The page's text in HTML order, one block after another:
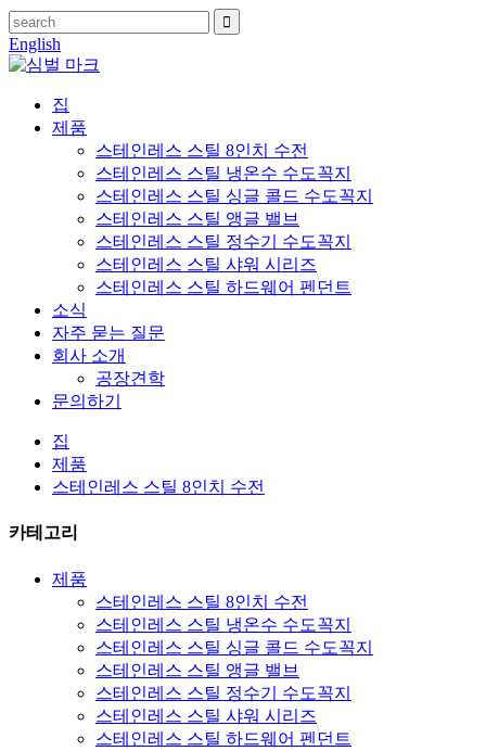
English
집
제품
스테인레스 스틸 8인치 수전
스테인레스 스틸 냉온수 수도꼭지
스테인레스 스틸 싱글 콜드 수도꼭지
스테인레스 스틸 앵글 밸브
스테인레스 스틸 정수기 수도꼭지
스테인레스 스틸 샤워 시리즈
스테인레스 스틸 하드웨어 펜던트
소식
자주 묻는 질문
회사 소개
공장견학
문의하기
집
제품
스테인레스 스틸 8인치 수전
카테고리
제품
스테인레스 스틸 8인치 수전
스테인레스 스틸 냉온수 수도꼭지
스테인레스 스틸 싱글 콜드 수도꼭지
스테인레스 스틸 앵글 밸브
스테인레스 스틸 정수기 수도꼭지
스테인레스 스틸 샤워 시리즈
스테인레스 스틸 하드웨어 펜던트